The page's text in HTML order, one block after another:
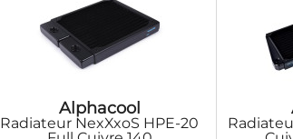
Alphacool
Radiateur NexXxoS HPE-20